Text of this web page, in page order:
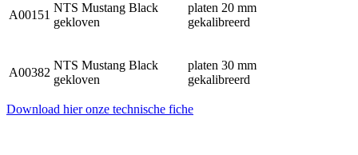
A00151
NTS Mustang Black
gekloven
platen 20 mm
gekalibreerd
A00382
NTS Mustang Black
gekloven
platen 30 mm
gekalibreerd
Download hier onze technische fiche